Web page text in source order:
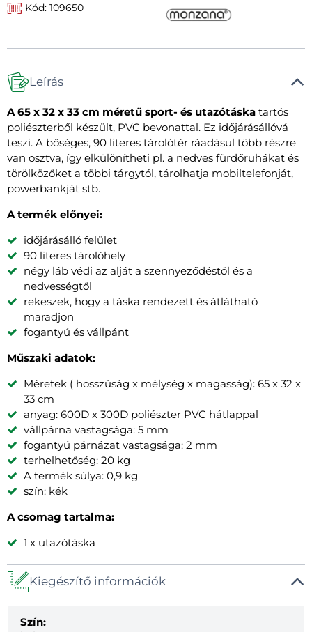
Kód: 109650
Leírás
A 65 x 32 x 33 cm méretű sport- és utazótáska tartós
poliészterből készült, PVC bevonattal. Ez időjárásállóvá
teszi. A bőséges, 90 literes tárolótér ráadásul több részre
van osztva, így elkülönítheti pl. a nedves fürdőruhákat és
törölközőket a többi tárgytól, tárolhatja mobiltelefonját,
powerbankját stb.
A termék előnyei:
időjárásálló felület
90 literes tárolóhely
négy láb védi az alját a szennyeződéstől és a
nedvességtől
rekeszek, hogy a táska rendezett és átlátható
maradjon
fogantyú és vállpánt
Műszaki adatok:
Méretek ( hosszúság x mélység x magasság): 65 x 32 x
33 cm
anyag: 600D x 300D poliészter PVC hátlappal
vállpárna vastagsága: 5 mm
fogantyú párnázat vastagsága: 2 mm
terhelhetőség: 20 kg
A termék súlya: 0,9 kg
szín: kék
A csomag tartalma:
1 x utazótáska
Kiegészítő információk
Szín: